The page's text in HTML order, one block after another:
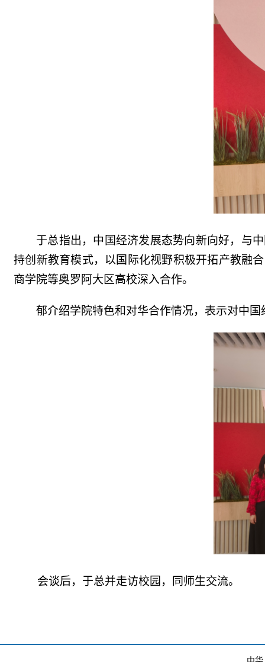
于总指出，中国经济发展态势向新向好，与
持创新教育模式，以国际化视野积极开拓产教融
商学院等奥罗阿大区高校深入合作。
郁介绍学院特色和对华合作情况，表示对中
会谈后，于总并走访校园，同师生交流。